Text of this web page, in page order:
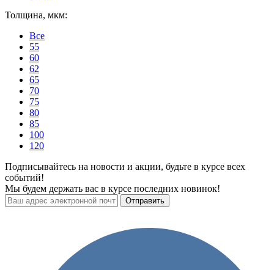
Толщина, мкм:
Все
55
60
62
65
70
75
80
85
100
120
Подписывайтесь на новости и акции, будьте в курсе всех
событий!
Мы будем держать вас в курсе последних новинок!